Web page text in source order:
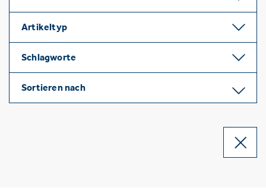
Artikeltyp
Schlagworte
Sortieren nach